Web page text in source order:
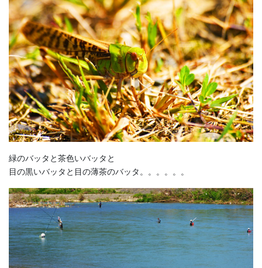
緑のバッタと茶色いバッタと
目の黒いバッタと目の薄茶のバッタ。。。。。。